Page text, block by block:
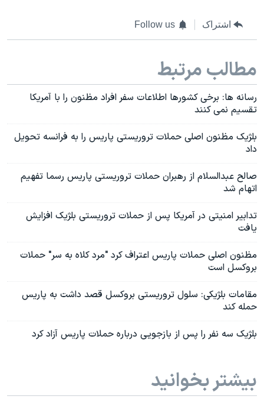
اشتراک Follow us
مطالب مرتبط
رسانه ها: برخی کشورها اطلاعات سفر افراد مظنون را با آمریکا
تقسیم نمی کنند
بلژیک مظنون اصلی حملات تروریستی پاریس را به فرانسه تحویل
داد
صالح عبدالسلام از رهبران حملات تروریستی پاریس رسما تفهیم
اتهام شد
تدابیر امنیتی در آمریکا پس از حملات تروریستی بلژیک افزایش
یافت
مظنون اصلی حملات پاریس اعتراف کرد "مرد کلاه به سر" حملات
بروکسل است
مقامات بلژیکی: سلول تروریستی بروکسل قصد داشت به پاریس
حمله کند
بلژیک سه نفر را پس از بازجویی درباره حملات پاریس آزاد کرد
بیشتر بخوانید